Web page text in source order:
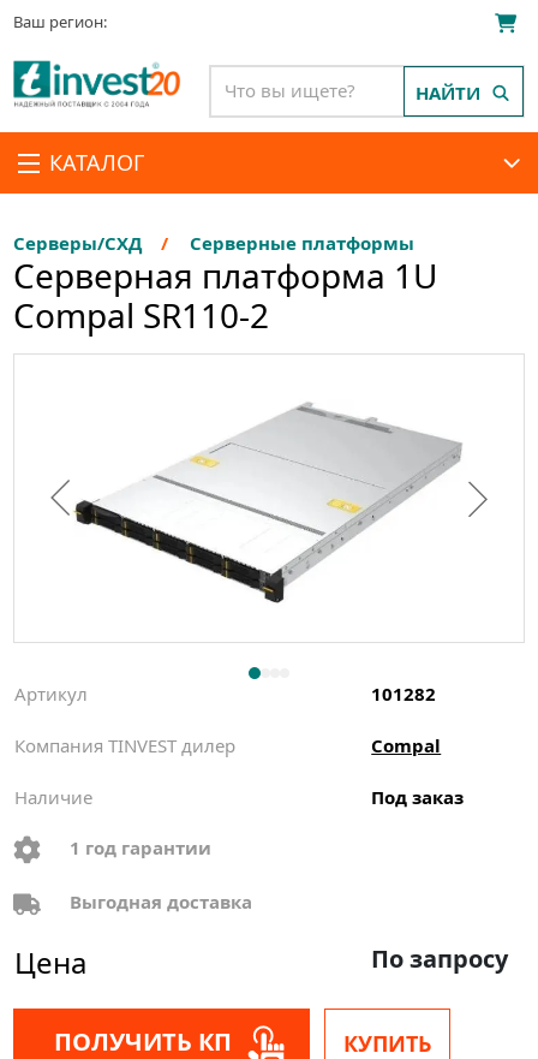
Ваш регион:
КАТАЛОГ
НАЙТИ
Серверы/СХД Серверные платформы
Серверная платформа 1U
Compal SR110-2
Артикул 101282
Компания TINVEST дилер Compal
Наличие Под заказ
1 год гарантии
Выгодная доставка
Цена По запросу
ПОЛУЧИТЬ КП КУПИТЬ